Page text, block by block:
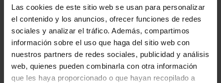
Las cookies de este sitio web se usan para personalizar
el contenido y los anuncios, ofrecer funciones de redes
sociales y analizar el tráfico. Además, compartimos
información sobre el uso que haga del sitio web con
nuestros partners de redes sociales, publicidad y análisis
web, quienes pueden combinarla con otra información
que les haya proporcionado o que hayan recopilado a
SUSCRIPCIÓN
CAPITALES DE
PROVINCIA 1
949,00 €
Sólo para usuarios
registrados
SUSCRIPCIÓN
CAPITALES DE
PROVINCIA 2
949,00 €
Sólo para usuarios
registrados